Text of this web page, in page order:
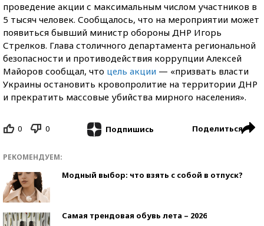
проведение акции с максимальным числом участников в
5 тысяч человек. Сообщалось, что на мероприятии может
появиться бывший министр обороны ДНР Игорь
Стрелков. Глава столичного департамента региональной
безопасности и противодействия коррупции Алексей
Майоров сообщал, что цель акции — «призвать власти
Украины остановить кровопролитие на территории ДНР
и прекратить массовые убийства мирного населения».
0 0 Подпишись Поделиться
РЕКОМЕНДУЕМ:
Модный выбор: что взять с собой в отпуск?
Самая трендовая обувь лета – 2026